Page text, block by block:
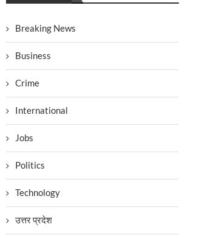
Breaking News
Business
Crime
International
Jobs
Politics
Technology
उत्तर प्रदेश